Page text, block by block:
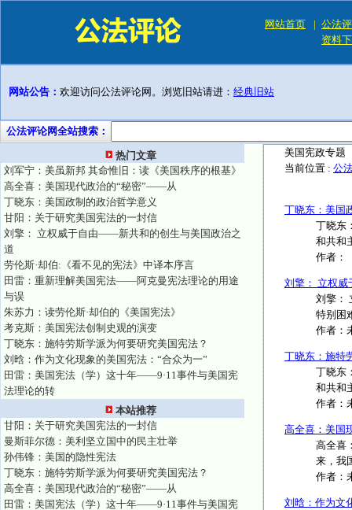
网站首页 | 公法
资料
网站公告： 欢迎访问公法评论网。浏览旧站请进： 经典旧站
公法评论网全站搜索：
热门文章
刘军宁：美虽新邦 其命惟旧：读《美国秩序的根基》
高全喜：美国现代政治的“秘密”——从
丁晓东：美国政制的政治哲学意义
甘阳：关于研究美国宪法的一封信
刘擎： 立权威于自由——新共和的创生与美国政治之
道
劳伦斯·却伯:《看不见的宪法》中译本序言
田雷：重新理解美国宪法——阿克曼宪法理论的用途
与误
朱苏力：读劳伦斯·却伯的《美国宪法》
考克斯：美国宪法创制史观的演变
丁晓东：施特劳斯学派为何要研究美国宪法？
刘晗：作为文化现象的美国宪法：“合众为一”
田雷：美国宪法（学）这十年——9·11事件与美国宪
法理论的转
本站推荐
甘阳：关于研究美国宪法的一封信
曼斯菲尔德：美利坚立国中的民主壮举
孙伟锋：美国的隐性宪法
丁晓东：施特劳斯学派为何要研究美国宪法？
高全喜：美国现代政治的“秘密”——从
田雷：美国宪法（学）这十年——9·11事件与美国宪
美国宪政专题
当前位置 : 公
丁晓东：美国
丁晓东
和共和
作者：
刘擎： 立权
刘擎：
特别困
作者：
丁晓东：施特
丁晓东
和共和
作者：
高全喜：美国
高全喜
来，我
作者：
刘晗：作为文